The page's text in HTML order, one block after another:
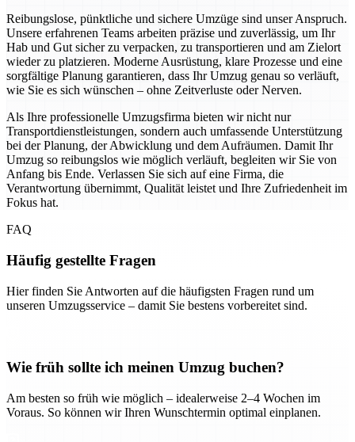
Reibungslose, pünktliche und sichere Umzüge sind unser Anspruch.
Unsere erfahrenen Teams arbeiten präzise und zuverlässig, um Ihr
Hab und Gut sicher zu verpacken, zu transportieren und am Zielort
wieder zu platzieren. Moderne Ausrüstung, klare Prozesse und eine
sorgfältige Planung garantieren, dass Ihr Umzug genau so verläuft,
wie Sie es sich wünschen – ohne Zeitverluste oder Nerven.
Als Ihre professionelle Umzugsfirma bieten wir nicht nur
Transportdienstleistungen, sondern auch umfassende Unterstützung
bei der Planung, der Abwicklung und dem Aufräumen. Damit Ihr
Umzug so reibungslos wie möglich verläuft, begleiten wir Sie von
Anfang bis Ende. Verlassen Sie sich auf eine Firma, die
Verantwortung übernimmt, Qualität leistet und Ihre Zufriedenheit im
Fokus hat.
FAQ
Häufig gestellte Fragen
Hier finden Sie Antworten auf die häufigsten Fragen rund um
unseren Umzugsservice – damit Sie bestens vorbereitet sind.
Wie früh sollte ich meinen Umzug buchen?
Am besten so früh wie möglich – idealerweise 2–4 Wochen im
Voraus. So können wir Ihren Wunschtermin optimal einplanen.